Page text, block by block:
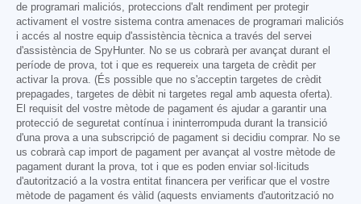
de programari maliciós, proteccions d'alt rendiment per protegir
activament el vostre sistema contra amenaces de programari maliciós
i accés al nostre equip d'assistència tècnica a través del servei
d'assistència de SpyHunter. No se us cobrarà per avançat durant el
període de prova, tot i que es requereix una targeta de crèdit per
activar la prova. (És possible que no s'acceptin targetes de crèdit
prepagades, targetes de dèbit ni targetes regal amb aquesta oferta).
El requisit del vostre mètode de pagament és ajudar a garantir una
protecció de seguretat contínua i ininterrompuda durant la transició
d'una prova a una subscripció de pagament si decidiu comprar. No se
us cobrarà cap import de pagament per avançat al vostre mètode de
pagament durant la prova, tot i que es poden enviar sol·licituds
d'autorització a la vostra entitat financera per verificar que el vostre
mètode de pagament és vàlid (aquests enviaments d'autorització no